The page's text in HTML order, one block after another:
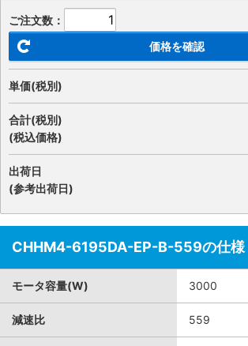
ご注文数：
価格を確認
単価(税別)
合計(税別)
(税込価格)
出荷日
(参考出荷日)
CHHM4-6195DA-EP-B-559の仕様
モータ容量(W) 3000
減速比 559